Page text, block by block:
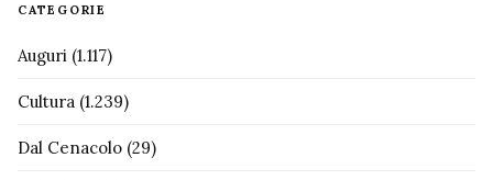
CATEGORIE
Auguri (1.117)
Cultura (1.239)
Dal Cenacolo (29)